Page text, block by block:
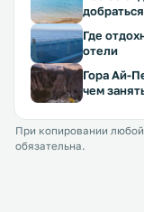
Где
отели
Гора Ай-
чем
При копировании
обязательна.